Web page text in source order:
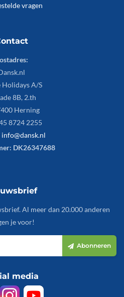
vragen
Holidays A/S
8B, 2.th
Herning
8724 2255
info@dansk.nl
DK26347688
Al meer dan 20.000 anderen
je voor!
Abonneren
media